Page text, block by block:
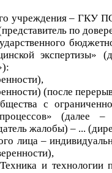
учреждения–ГКУ ПО
по
го
экспертизы»
):
(после
с
»(далее
жалобы) – ... (
лица – и
,
и технологии